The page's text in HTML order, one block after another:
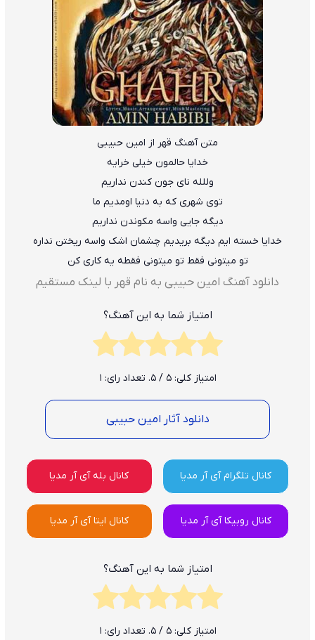
متن آهنگ قهر از امین حبیبی
خدایا حالمون خیلی خرایه
وللله نای جون کندن نداریم
توی شهری که به دنیا اومدیم ما
دیگه جایی واسه مکوندن نداریم
خدایا خسته ایم دیگه بریدیم چشمان اشک واسه ریختن نداره
تو میتونی فقط تو میتونی فقطه یه کاری کن
دانلود آهنگ امین حبیبی به نام قهر با لینک مستقیم
امتیاز شما به این آهنگ؟
امتیاز کلی:5 / 5. تعداد رای: 1
دانلود آثار امین حبیبی
کانال تلگرام آی آر مدیا کانال بله آی آر مدیا
کانال روبیکا آی آر مدیا کانال ایتا آی آر مدیا
امتیاز شما به این آهنگ؟
امتیاز کلی:5 / 5. تعداد رای: 1